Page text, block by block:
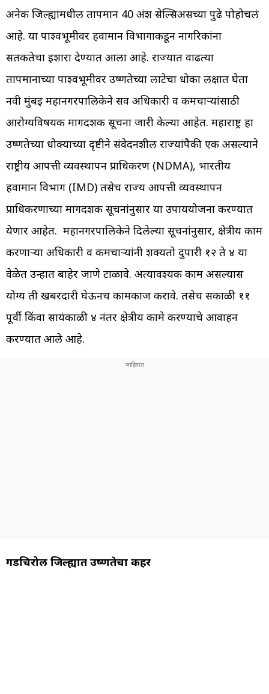
अनेक जिल्ह्यांमधील तापमान 40 अंश सेल्सिअसच्या पुढे पोहोचलं
आहे. या पार्श्वभूमीवर हवामान विभागाकडून नागरिकांना
सतर्कतेचा इशारा देण्यात आला आहे. राज्यात वाढत्या
तापमानाच्या पार्श्वभूमीवर उष्णतेच्या लाटेचा धोका लक्षात घेता
नवी मुंबई महानगरपालिकेने सर्व अधिकारी व कर्मचाऱ्यांसाठी
आरोग्यविषयक मार्गदर्शक सूचना जारी केल्या आहेत. महाराष्ट्र हा
उष्णतेच्या धोक्याच्या दृष्टीने संवेदनशील राज्यांपैकी एक असल्याने
राष्ट्रीय आपत्ती व्यवस्थापन प्राधिकरण (NDMA), भारतीय
हवामान विभाग (IMD) तसेच राज्य आपत्ती व्यवस्थापन
प्राधिकरणाच्या मार्गदर्शक सूचनांनुसार या उपाययोजना करण्यात
येणार आहेत. महानगरपालिकेने दिलेल्या सूचनांनुसार, क्षेत्रीय काम
करणाऱ्या अधिकारी व कर्मचाऱ्यांनी शक्यतो दुपारी १२ ते ४ या
वेळेत उन्हात बाहेर जाणे टाळावे. अत्यावश्यक काम असल्यास
योग्य ती खबरदारी घेऊनच कामकाज करावे. तसेच सकाळी ११
पूर्वी किंवा सायंकाळी ४ नंतर क्षेत्रीय कामे करण्याचे आवाहन
करण्यात आले आहे.
गडचिरोली जिल्ह्यात उष्णतेचा कहर